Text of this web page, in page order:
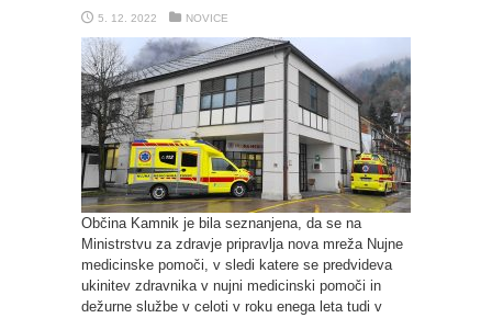
5. 12. 2022 NOVICE
Občina Kamnik je bila seznanjena, da se na
Ministrstvu za zdravje pripravlja nova mreža Nujne
medicinske pomoči, v sledi katere se predvideva
ukinitev zdravnika v nujni medicinski pomoči in
dežurne službe v celoti v roku enega leta tudi v